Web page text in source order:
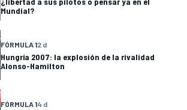
Mundial?
FÓRMULA 12 d
Hungría 2007: la explosión de la rivalidad
Alonso-Hamilton
FÓRMULA 14 d